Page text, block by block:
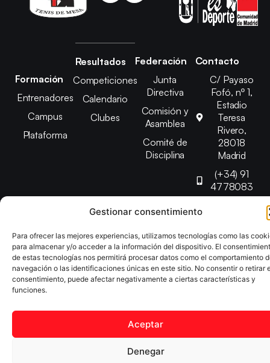
Gestionar consentimiento
Para ofrecer las mejores experiencias, utilizamos tecnologías como las
para almacenar y/o acceder a la información del dispositivo. El
de estas tecnologías nos permitirá procesar datos como el comportamiento
navegación o las identificaciones únicas en este sitio. No consentir o retirar
consentimiento, puede afectar negativamente a ciertas características y
funciones.
Aceptar
Denegar
Formación
Entrenadores
Campus
Plataforma
Resultados
Competiciones
Calendario
Clubes
Federación
Junta
Directiva
Comisión y
Asamblea
Comité de
Disciplina
Contacto
C/ Payaso
Fofó, nº 1,
Estadio
Teresa
Rivero,
28018
Madrid
(+34) 91
4778083
Copyright © 2025 Federación Madrileña de Tenis de Mesa |
Desarrollado porTOOOLS
Aviso Legal